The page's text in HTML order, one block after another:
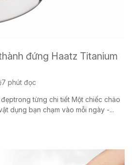
đứng Haatz Titanium
7 phút đọc
đẹptrong từng chi tiết Một chiếc chảo
dụng bạn chạm vào mỗi ngày -...